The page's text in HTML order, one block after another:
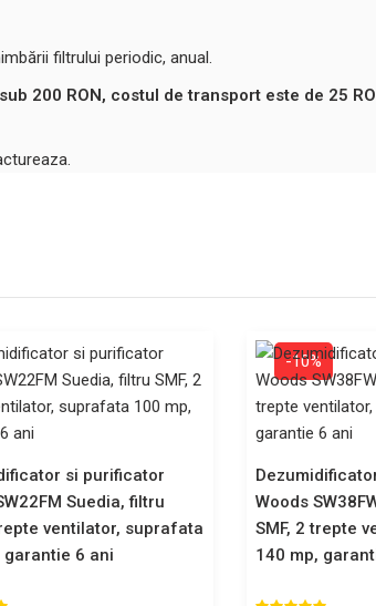
filtrului periodic, anual.
200 RON, costul de transport este de 25
si purificator
Suedia, filtru
ventilator, suprafata
garantie 6 ani
-10%
Woods
SMF, 2 trepte
140 mp,